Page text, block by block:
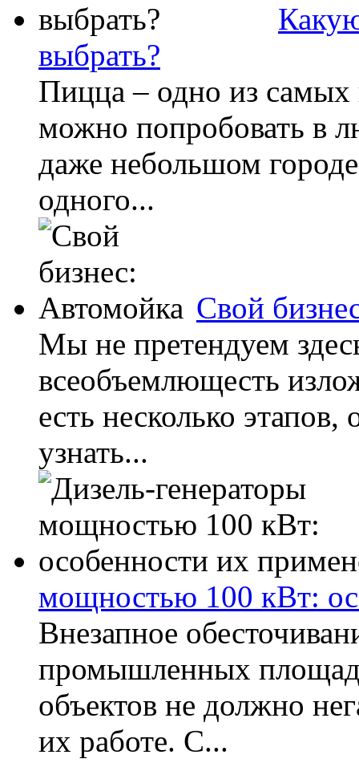
выбрать?
Пицца – одно из
можно попробовать в
даже небольшом
одного...
Свой
Мы не претендуем
всеобъемлющесть
есть несколько
узнать...
мощностью 100 кВт:
Внезапное
промышленных
объектов не должно
их работе. С...